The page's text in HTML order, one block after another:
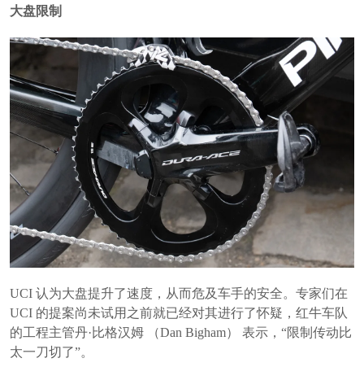
大盘限制
UCI 认为大盘提升了速度，从而危及车手的安全。专家们在
UCI 的提案尚未试用之前就已经对其进行了怀疑，红牛车队
的工程主管丹·比格汉姆 （Dan Bigham） 表示，“限制传动比
太一刀切了”。